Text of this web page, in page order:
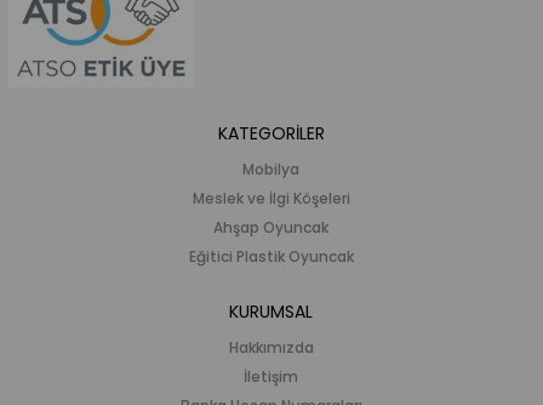
KATEGORİLER
Mobilya
Meslek ve İlgi Köşeleri
Ahşap Oyuncak
Eğitici Plastik Oyuncak
KURUMSAL
Hakkımızda
İletişim